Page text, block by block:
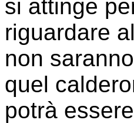
si attinge
riguardare
non
quel
potrà